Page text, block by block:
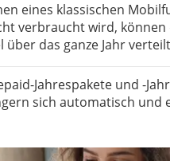
eines klassischen
verbraucht wird,
über das ganze Jahr
Jahrespakete und -
sich automatisch und